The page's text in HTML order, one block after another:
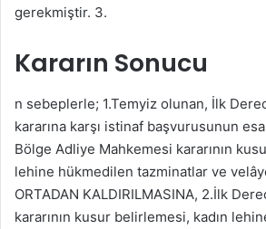
gerekmiştir. 3.
Kararın Sonucu
n sebeplerle; 1.Temyiz olunan, İlk
kararına karşı istinaf başvurusunun
Bölge Adliye Mahkemesi kararının
lehine hükmedilen tazminatlar ve
ORTADAN KALDIRILMASINA, 2.İlk
kararının kusur belirlemesi, kadın